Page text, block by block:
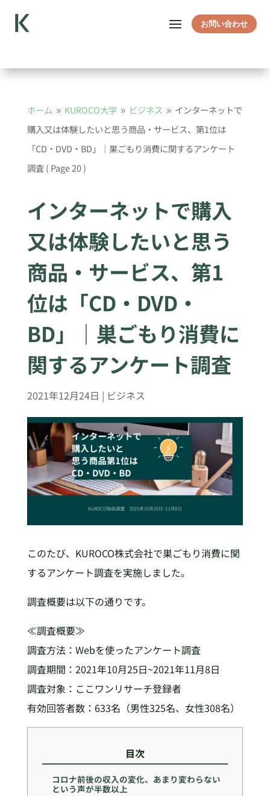
お問い合わせ
ホーム 9 KUROCO大学 9 ビジネス 9 インターネットで
購入又は体験したいと思う商品・サービス、第1位は
「CD・DVD・BD」｜巣ごもり消費に関するアンケート
調査( Page 20 )
インターネットで購入
又は体験したいと思う
商品・サービス、第1
位は「CD・DVD・
BD」｜巣ごもり消費に
関するアンケート調査
2021年12月24日 | ビジネス
このたび、KUROCO株式会社で巣ごもり消費に関
するアンケート調査を実施しました。
調査概要は以下の通りです。
≪調査概要≫
調査方法：Webを使ったアンケート調査
調査期間：2021年10月25日~2021年11月8日
調査対象：ここワンリサーチ登録者
有効回答者数：633名（男性325名、女性308名）
目次
コロナ前後の収入の変化、あまり変わらない
という声が半数以上